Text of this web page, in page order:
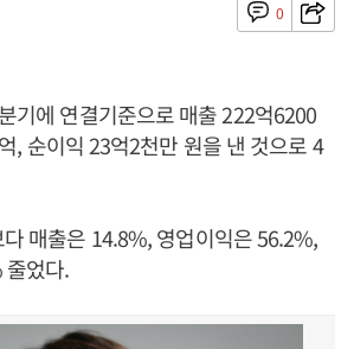
0
기에 연결기준으로 매출 222억6200
, 순이익 23억2천만 원을 낸 것으로 4
매출은 14.8%, 영업이익은 56.2%,
었다.